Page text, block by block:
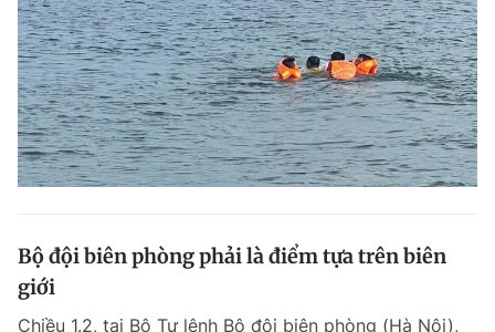
Bộ đội biên phòng phải là điểm tựa trên biên
giới
Chiều 1.2, tại Bộ Tư lệnh Bộ đội biên phòng (Hà Nội),